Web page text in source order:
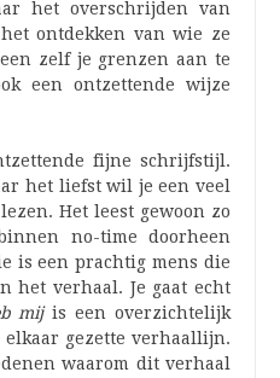
het overschrijden van
ontdekken van wie ze
zelf je grenzen aan te
een ontzettende wijze
fijne schrijfstijl.
het liefst wil je een veel
Het leest gewoon zo
no-time doorheen
is een prachtig mens die
het verhaal. Je gaat echt
mijis een overzichtelijk
gezette verhaallijn.
waarom dit verhaal